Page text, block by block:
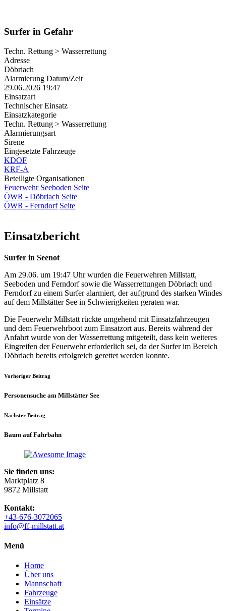
Surfer in Gefahr
Techn. Rettung > Wasserrettung
Adresse
Döbriach
Alarmierung Datum/Zeit
29.06.2026 19:47
Einsatzart
Technischer Einsatz
Einsatzkategorie
Techn. Rettung > Wasserrettung
Alarmierungsart
Sirene
Eingesetzte Fahrzeuge
KDOF
KRF-A
Beteiligte Organisationen
Feuerwehr Seeboden Seite
ÖWR - Döbriach Seite
ÖWR - Ferndorf Seite
Einsatzbericht
Surfer in Seenot
Am 29.06. um 19:47 Uhr wurden die Feuerwehren Millstatt,
Seeboden und Ferndorf sowie die Wasserrettungen Döbriach und
Ferndorf zu einem Surfer alarmiert, der aufgrund des starken Windes
auf dem Millstätter See in Schwierigkeiten geraten war.
Die Feuerwehr Millstatt rückte umgehend mit Einsatzfahrzeugen
und dem Feuerwehrboot zum Einsatzort aus. Bereits während der
Anfahrt wurde von der Wasserrettung mitgeteilt, dass kein weiteres
Eingreifen der Feuerwehr erforderlich sei, da der Surfer im Bereich
Döbriach bereits erfolgreich gerettet werden konnte.
Vorheriger Beitrag
Personensuche am Millstätter See
Nächster Beitrag
Baum auf Fahrbahn
Sie finden uns:
Marktplatz 8
9872 Millstatt
Kontakt:
+43-676-3072065
info@ff-millstatt.at
Menü
Home
Über uns
Mannschaft
Fahrzeuge
Einsätze